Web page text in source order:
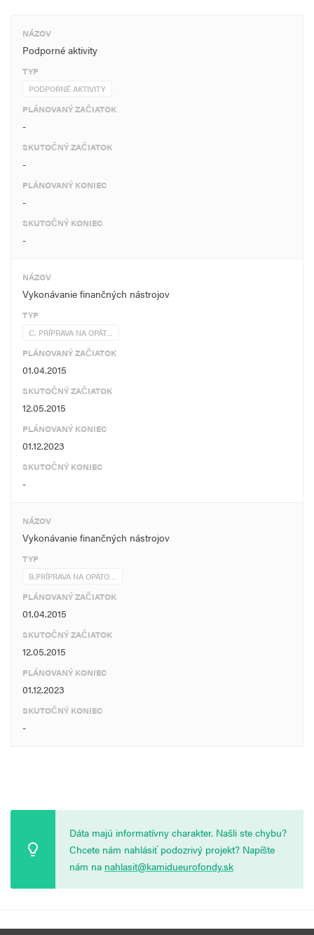
NÁZOV
Podporné aktivity
TYP
PODPORNÉ AKTIVITY
PLÁNOVANÝ ZAČIATOK
-
SKUTOČNÝ ZAČIATOK
-
PLÁNOVANÝ KONIEC
-
SKUTOČNÝ KONIEC
-
NÁZOV
Vykonávanie finančných nástrojov
TYP
C. PRÍPRAVA NA OPÄT…
PLÁNOVANÝ ZAČIATOK
01.04.2015
SKUTOČNÝ ZAČIATOK
12.05.2015
PLÁNOVANÝ KONIEC
01.12.2023
SKUTOČNÝ KONIEC
-
NÁZOV
Vykonávanie finančných nástrojov
TYP
B.PRÍPRAVA NA OPÄTO…
PLÁNOVANÝ ZAČIATOK
01.04.2015
SKUTOČNÝ ZAČIATOK
12.05.2015
PLÁNOVANÝ KONIEC
01.12.2023
SKUTOČNÝ KONIEC
-
Dáta majú informatívny charakter. Našli ste chybu?
Chcete nám nahlásiť podozrivý projekt? Napíšte
nám na nahlasit@kamidueurofondy.sk